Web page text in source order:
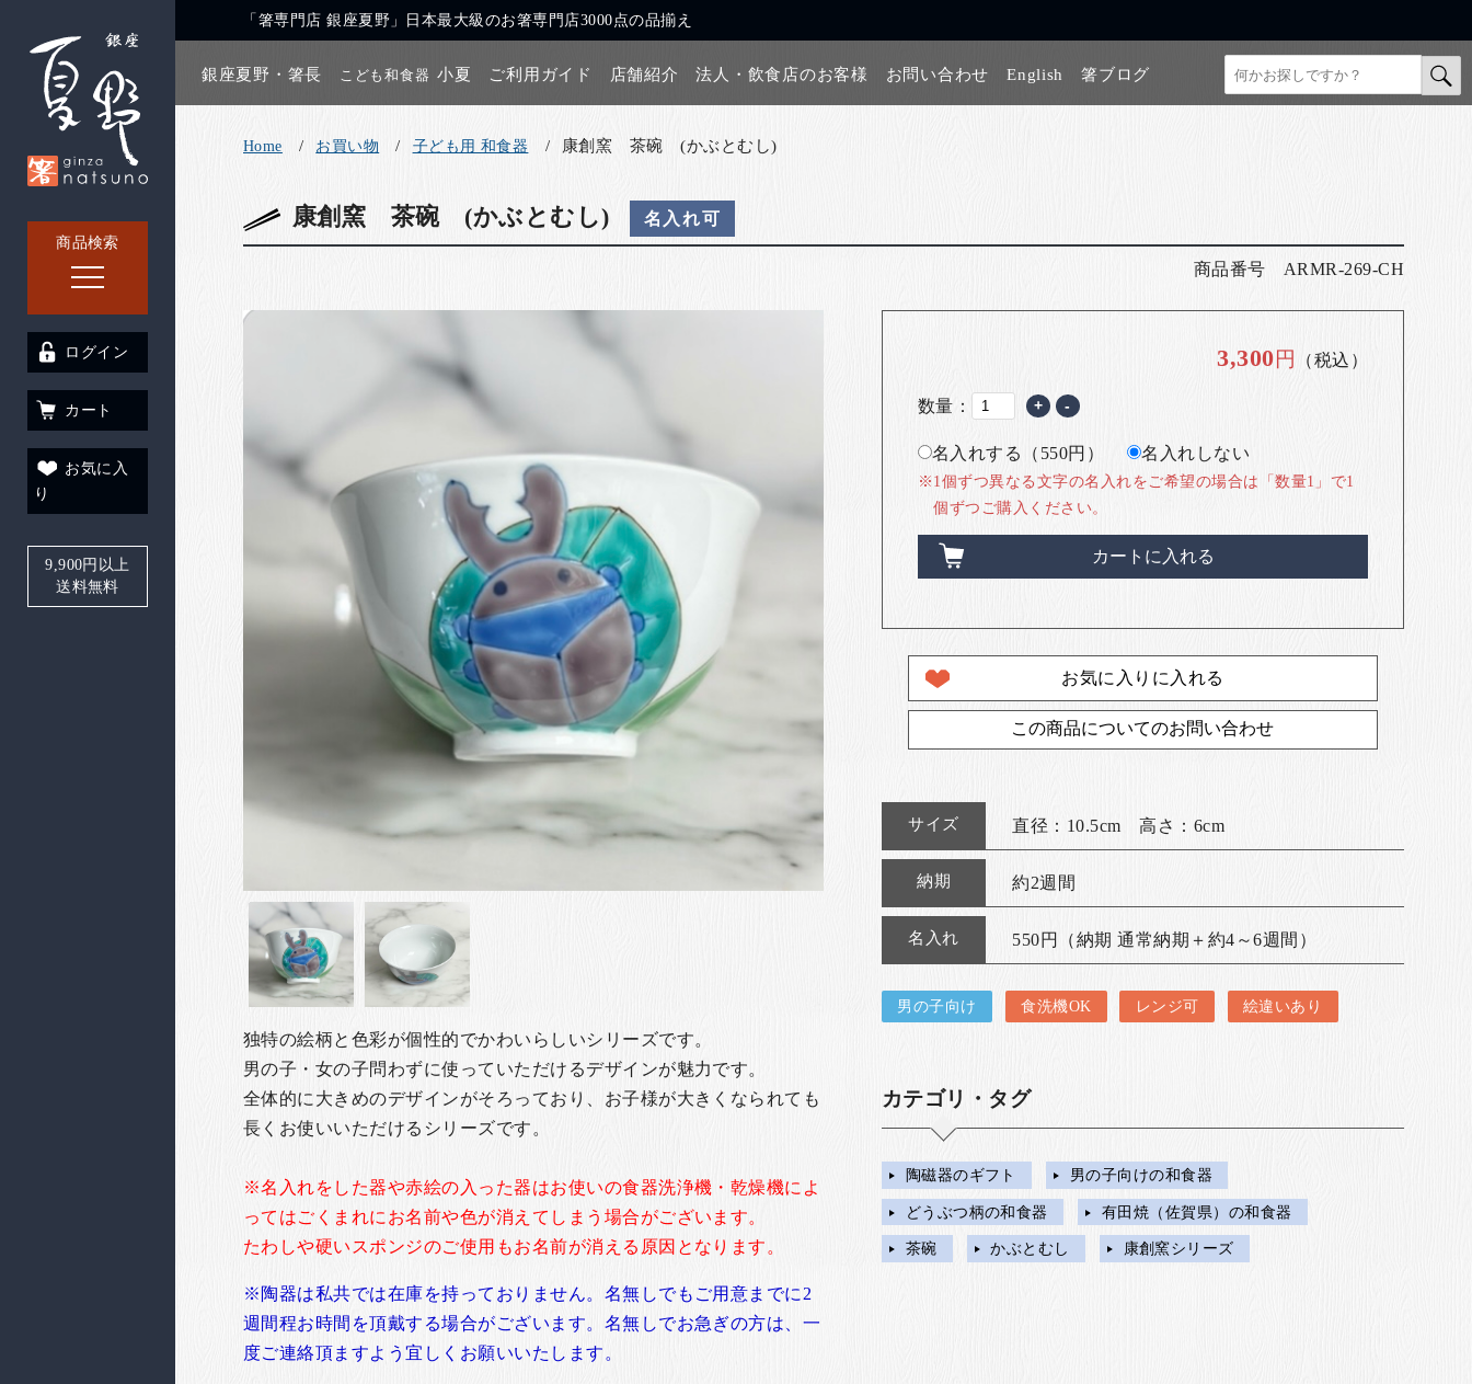
商品検索
「箸専門店 銀座夏野」日本最大級のお箸専門店3000点の品揃え
銀座夏野・箸長 こども和食器 小夏 ご利用ガイド 店舗紹介 法人・飲食店のお客様 お問い合わせ English 箸ブログ
ログイン
カート
お気に入
り
9,900円以上
送料無料
Home お買い物 子ども用 和食器 康創窯 茶碗 (かぶとむし)
康創窯 茶碗 (かぶとむし) 名入れ可
商品番号 ARMR-269-CH
独特の絵柄と色彩が個性的でかわいらしいシリーズです。
男の子・女の子問わずに使っていただけるデザインが魅力です。
全体的に大きめのデザインがそろっており、お子様が大きくなられても
長くお使いいただけるシリーズです。
※名入れをした器や赤絵の入った器はお使いの食器洗浄機・乾燥機によ
ってはごくまれにお名前や色が消えてしまう場合がございます。
たわしや硬いスポンジのご使用もお名前が消える原因となります。
※陶器は私共では在庫を持っておりません。名無しでもご用意までに2
週間程お時間を頂戴する場合がございます。名無しでお急ぎの方は、一
度ご連絡頂ますよう宜しくお願いいたします。
3,300円 （税込）
数量： + -
名入れする（550円） 名入れしない
※1個ずつ異なる文字の名入れをご希望の場合は「数量1」で1
個ずつご購入ください。
カートに入れる
お気に入りに入れる
この商品についてのお問い合わせ
サイズ 直径：10.5cm 高さ：6cm
納期 約2週間
名入れ 550円（納期 通常納期＋約4～6週間）
男の子向け 食洗機OK レンジ可 絵違いあり
カテゴリ・タグ
陶磁器のギフト 男の子向けの和食器
どうぶつ柄の和食器 有田焼（佐賀県）の和食器
茶碗 かぶとむし 康創窯シリーズ